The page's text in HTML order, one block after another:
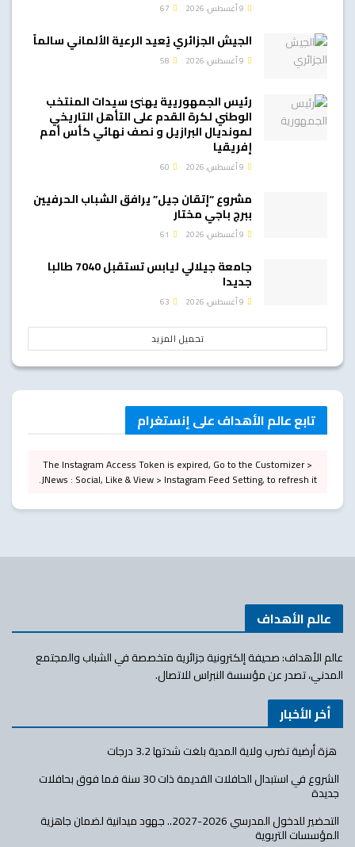
الجيش الجزائري يُعيد الرعية الألماني سالماً
رئيس الجمهوريية يهنئ سيدات المنتخب
الوطني لكرة القدم على التأهل التاريخي
لمونديال البرازيل و نصف نهائي كأس أمم
إفريقيا
مشروع “إتقان جيل” يرافق الشباب الحرفيين
ببرج باجي مختار
جامعة جيلالي ليابس تستقبل 7040 طالبا
جديدا
تحميل المزيد
تابع عالم الأهداف على إنستغرام
The Instagram Access Token is expired, Go to the Customizer >
JNews : Social, Like & View > Instagram Feed Setting, to refresh it.
عالم الأهداف
عالم الأهداف: صحيفة إلكترونية جزائرية متخصصة في الشباب والمجتمع
المدني، تصدر عن مؤسسة النبراس للاتصال.
أخر الأخبار
هزة أرضية تضرب ولاية المدية بلغت شدتها 3.2 درجات
الشروع في استبدال الحافلات القديمة ذات 30 سنة فما فوق بحافلات
جديدة
التحضير للدخول المدرسي 2026-2027.. جهود ميدانية لضمان جاهزية
المؤسسات التربوية